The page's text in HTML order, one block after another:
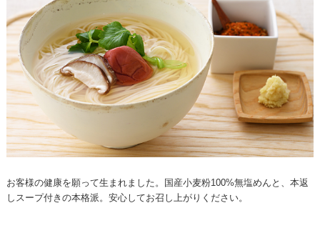
お客様の健康を願って生まれました。国産小麦粉100%無塩めんと、本返
しスープ付きの本格派。安心してお召し上がりください。